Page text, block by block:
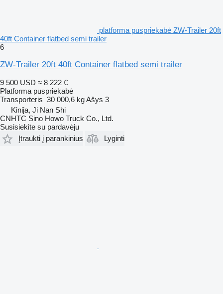
platforma puspriekabė ZW-Trailer 20ft
40ft Container flatbed semi trailer
6
ZW-Trailer 20ft 40ft Container flatbed semi trailer
9 500 USD ≈ 8 222 €
Platforma puspriekabė
Transporteris 30 000,6 kgAšys 3
Kinija, Ji Nan Shi
CNHTC Sino Howo Truck Co., Ltd.
Susisiekite su pardavėju
Įtraukti į parankinius
Lyginti